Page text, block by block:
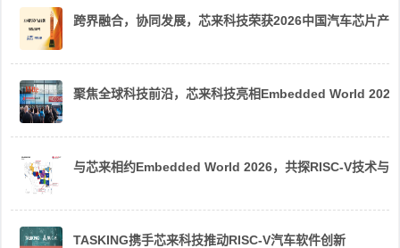
跨界融合，协同发展，芯来科技荣获2026中国汽车芯片产
聚焦全球科技前沿，芯来科技亮相Embedded World 2026
与芯来相约Embedded World 2026，共探RISC-V技术与
TASKING携手芯来科技推动RISC-V汽车软件创新